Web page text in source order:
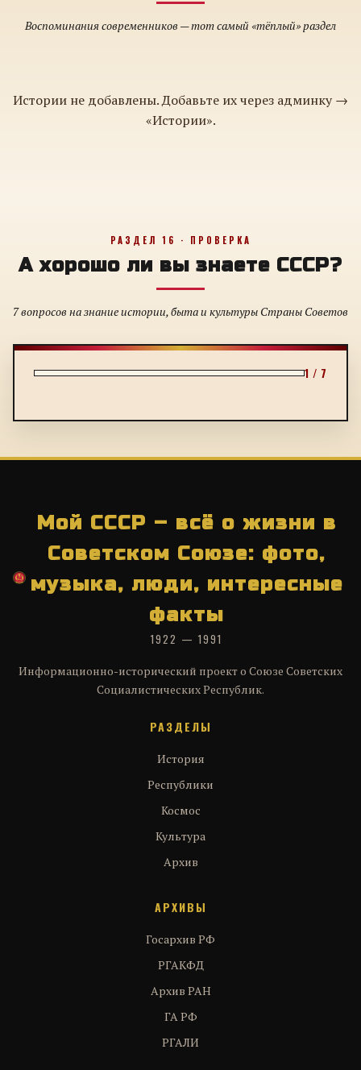
Воспоминания современников — тот самый «тёплый» раздел
Истории не добавлены. Добавьте их через админку →
«Истории».
РАЗДЕЛ 16 · ПРОВЕРКА
А хорошо ли вы знаете СССР?
7 вопросов на знание истории, быта и культуры Страны Советов
1 / 7
Мой СССР – всё о жизни в
Советском Союзе: фото,
музыка, люди, интересные
факты
1922 — 1991
Информационно-исторический проект о Союзе Советских
Социалистических Республик.
РАЗДЕЛЫ
История
Республики
Космос
Культура
Архив
АРХИВЫ
Госархив РФ
РГАКФД
Архив РАН
ГА РФ
РГАЛИ